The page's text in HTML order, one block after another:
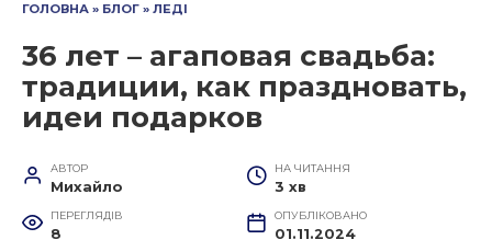
ГОЛОВНА » БЛОГ » ЛЕДІ
36 лет – агаповая свадьба:
традиции, как праздновать,
идеи подарков
АВТОР
Михайло
НА ЧИТАННЯ
3 хв
ПЕРЕГЛЯДІВ
8
ОПУБЛІКОВАНО
01.11.2024